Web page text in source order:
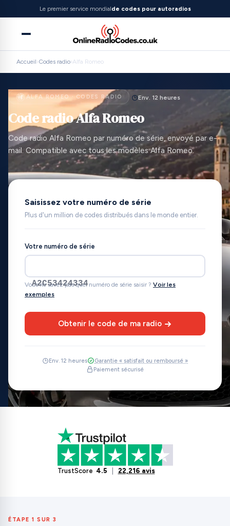
Le premier service mondialde codes pour autoradios
Accueil›Codes radio›Alfa Romeo
ALFA ROMEO · CODES RADIO Env. 12 heures
Code radio Alfa Romeo
Code radio Alfa Romeo par numéro de série, envoyé par e-
mail. Compatible avec tous les modèles Alfa Romeo.
Saisissez votre numéro de série
Plus d'un million de codes distribués dans le monde entier.
Votre numéro de série
A2C53424334
Vous ne savez pas quel numéro de série saisir ? Voir les
exemples
Obtenir le code de ma radio
Env. 12 heures
Garantie « satisfait ou remboursé »
Paiement sécurisé
TrustScore 4.5 22,216 avis
ÉTAPE 1 SUR 3